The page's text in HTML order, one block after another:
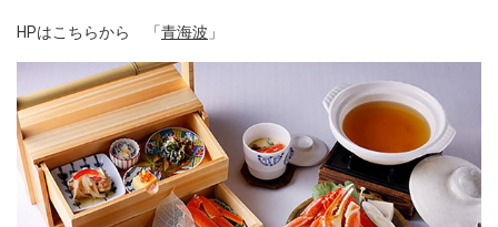
HPはこちらから 「青海波 」